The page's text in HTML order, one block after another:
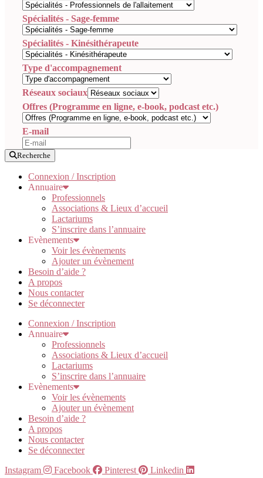
Spécialités - Sage-femme
Spécialités - Kinésithérapeute
Type d'accompagnement
Réseaux sociaux
Offres (Programme en ligne, e-book, podcast etc.)
E-mail
Recherche
Connexion / Inscription
Annuaire
Professionnels
Associations & Lieux d’accueil
Lactariums
S’inscrire dans l’annuaire
Evènements
Voir les évènements
Ajouter un évènement
Besoin d’aide ?
A propos
Nous contacter
Se déconnecter
Connexion / Inscription
Annuaire
Professionnels
Associations & Lieux d’accueil
Lactariums
S’inscrire dans l’annuaire
Evènements
Voir les évènements
Ajouter un évènement
Besoin d’aide ?
A propos
Nous contacter
Se déconnecter
Instagram
Facebook Pinterest
Linkedin